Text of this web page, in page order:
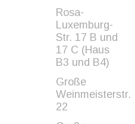
Rosa-
Luxemburg-
Str. 17 B und
17 C (Haus
B3 und B4)
Große
Weinmeisterstr.
22